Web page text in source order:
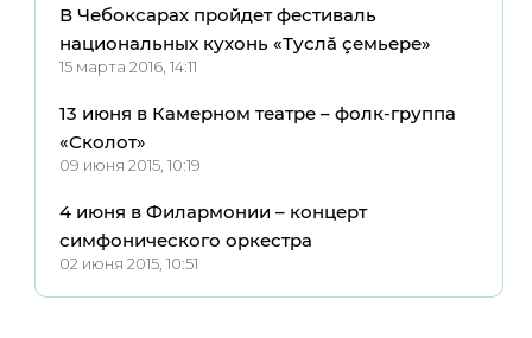
В Чебоксарах пройдет фестиваль
национальных кухонь «Туслă çемьере»
15 марта 2016, 14:11
13 июня в Камерном театре – фолк-группа
«Сколот»
09 июня 2015, 10:19
4 июня в Филармонии – концерт
симфонического оркестра
02 июня 2015, 10:51